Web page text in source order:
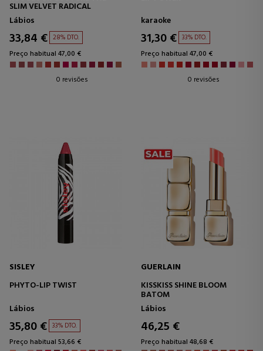
SLIM VELVET RADICAL
Lábios
33,84 € 28% DTO.
Preço habitual 47,00 €
0 revisões
karaoke
31,30 € 33% DTO.
Preço habitual 47,00 €
0 revisões
SISLEY
PHYTO-LIP TWIST
Lábios
35,80 € 33% DTO.
Preço habitual 53,66 €
GUERLAIN
KISSKISS SHINE BLOOM
BATOM
Lábios
46,25 €
Preço habitual 48,68 €